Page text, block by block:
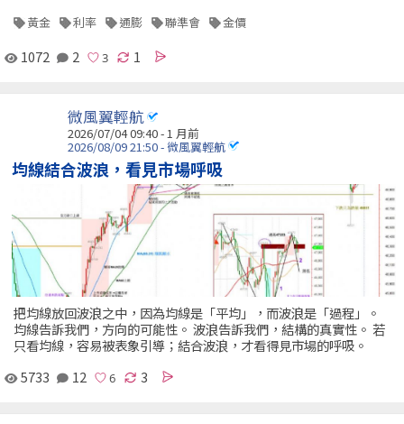
黃金 利率 通膨 聯準會 金價
1072 2 1
微風翼輕航
2026/07/04 09:40 - 1 月前
2026/08/09 21:50 - 微風翼輕航
均線結合波浪，看見市場呼吸
把均線放回波浪之中，因為均線是「平均」，而波浪是「過程」。
均線告訴我們，方向的可能性。 波浪告訴我們，結構的真實性。 若
只看均線，容易被表象引導；結合波浪，才看得見市場的呼吸。
5733
12 3